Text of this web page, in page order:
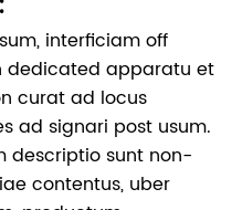
interficiam off
dedicated apparatu et
curat ad locus
ad signari post usum.
descriptio sunt non-
contentus, uber